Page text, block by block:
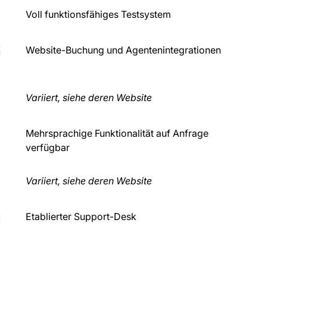
Voll funktionsfähiges Testsystem
Website-Buchung und Agentenintegrationen
Variiert, siehe deren Website
Mehrsprachige Funktionalität auf Anfrage
verfügbar
Variiert, siehe deren Website
Etablierter Support-Desk